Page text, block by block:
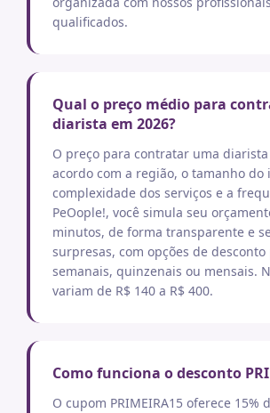
qualificados.
Qual o preço médio para
diarista em 2026?
O preço para contratar uma
acordo com a região, o tamanho do
complexidade dos serviços e a
PeOople!, você simula seu
minutos, de forma transparente e
surpresas, com opções de desconto
semanais, quinzenais ou mensais.
variam de R$ 140 a R$ 400.
Como funciona o desconto
O cupom PRIMEIRA15 oferece 15%